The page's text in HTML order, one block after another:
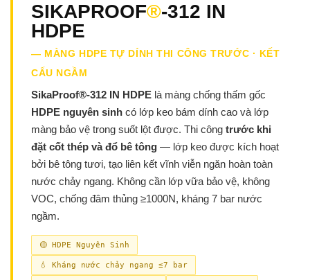
SIKAPROOF®-312 IN
HDPE
— MÀNG HDPE TỰ DÍNH THI CÔNG TRƯỚC · KẾT
CẤU NGẦM
SikaProof®-312 IN HDPE là màng chống thấm gốc
HDPE nguyên sinh có lớp keo bám dính cao và lớp
màng bảo vệ trong suốt lột được. Thi công trước khi
đặt cốt thép và đổ bê tông — lớp keo được kích hoạt
bởi bê tông tươi, tạo liên kết vĩnh viễn ngăn hoàn toàn
nước chảy ngang. Không cần lớp vữa bảo vệ, không
VOC, chống đâm thủng ≥1000N, kháng 7 bar nước
ngầm.
🟡 HDPE Nguyên Sinh
💧 Kháng nước chảy ngang ≤7 bar